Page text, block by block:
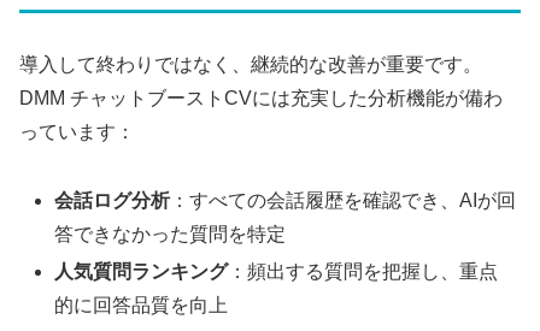
導入して終わりではなく、継続的な改善が重要です。
DMM チャットブーストCVには充実した分析機能が備わ
っています：
会話ログ分析：すべての会話履歴を確認でき、AIが回
答できなかった質問を特定
人気質問ランキング：頻出する質問を把握し、重点
的に回答品質を向上